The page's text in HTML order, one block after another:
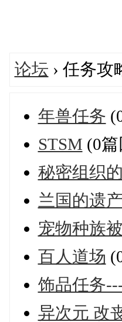
论坛 › 任务攻
年兽任务
STSM (0
秘密组织
兰国的遗产
宠物种族
百人道场
饰品任务
异次元 改